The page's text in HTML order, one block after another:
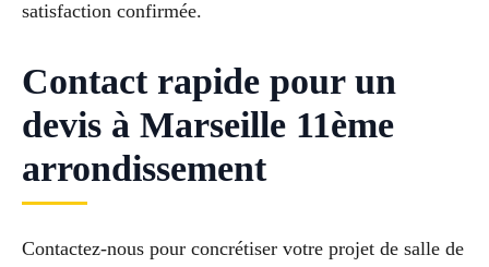
satisfaction confirmée.
Contact rapide pour un
devis à Marseille 11ème
arrondissement
Contactez-nous pour concrétiser votre projet de salle de